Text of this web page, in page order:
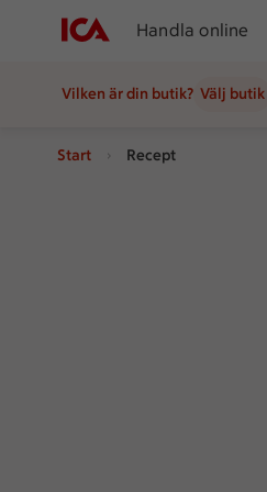
Handla online
Vilken är din butik? Välj butik
Start Recept